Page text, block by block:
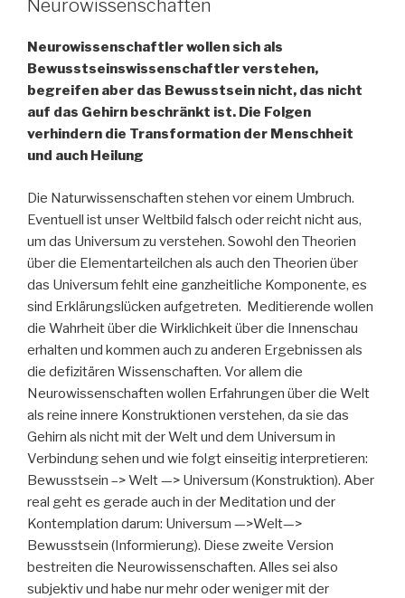
Neurowissenschaften
Neurowissenschaftler wollen sich als
Bewusstseinswissenschaftler verstehen,
begreifen aber das Bewusstsein nicht, das nicht
auf das Gehirn beschränkt ist. Die Folgen
verhindern die Transformation der Menschheit
und auch Heilung
Die Naturwissenschaften stehen vor einem Umbruch.
Eventuell ist unser Weltbild falsch oder reicht nicht aus,
um das Universum zu verstehen. Sowohl den Theorien
über die Elementarteilchen als auch den Theorien über
das Universum fehlt eine ganzheitliche Komponente, es
sind Erklärungslücken aufgetreten. Meditierende wollen
die Wahrheit über die Wirklichkeit über die Innenschau
erhalten und kommen auch zu anderen Ergebnissen als
die defizitären Wissenschaften. Vor allem die
Neurowissenschaften wollen Erfahrungen über die Welt
als reine innere Konstruktionen verstehen, da sie das
Gehirn als nicht mit der Welt und dem Universum in
Verbindung sehen und wie folgt einseitig interpretieren:
Bewusstsein –> Welt —> Universum (Konstruktion). Aber
real geht es gerade auch in der Meditation und der
Kontemplation darum: Universum —>Welt—>
Bewusstsein (Informierung). Diese zweite Version
bestreiten die Neurowissenschaften. Alles sei also
subjektiv und habe nur mehr oder weniger mit der